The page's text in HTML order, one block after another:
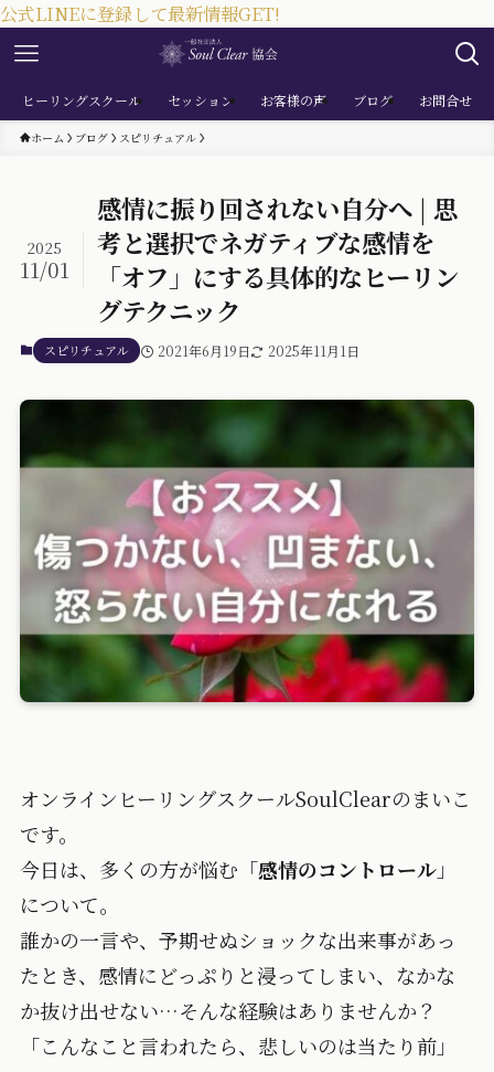
公式LINEに登録して最新情報GET!
ヒーリングスクール セッション お客様の声 ブログ お問合せ
ホーム ブログ スピリチュアル
感情に振り回されない自分へ | 思
考と選択でネガティブな感情を
「オフ」にする具体的なヒーリン
グテクニック
2025
11/01
スピリチュアル 2021年6月19日 2025年11月1日
オンラインヒーリングスクールSoulClearのまいこ
です。
今日は、多くの方が悩む「感情のコントロール」
について。
誰かの一言や、予期せぬショックな出来事があっ
たとき、感情にどっぷりと浸ってしまい、なかな
か抜け出せない…そんな経験はありませんか？
「こんなこと言われたら、悲しいのは当たり前」